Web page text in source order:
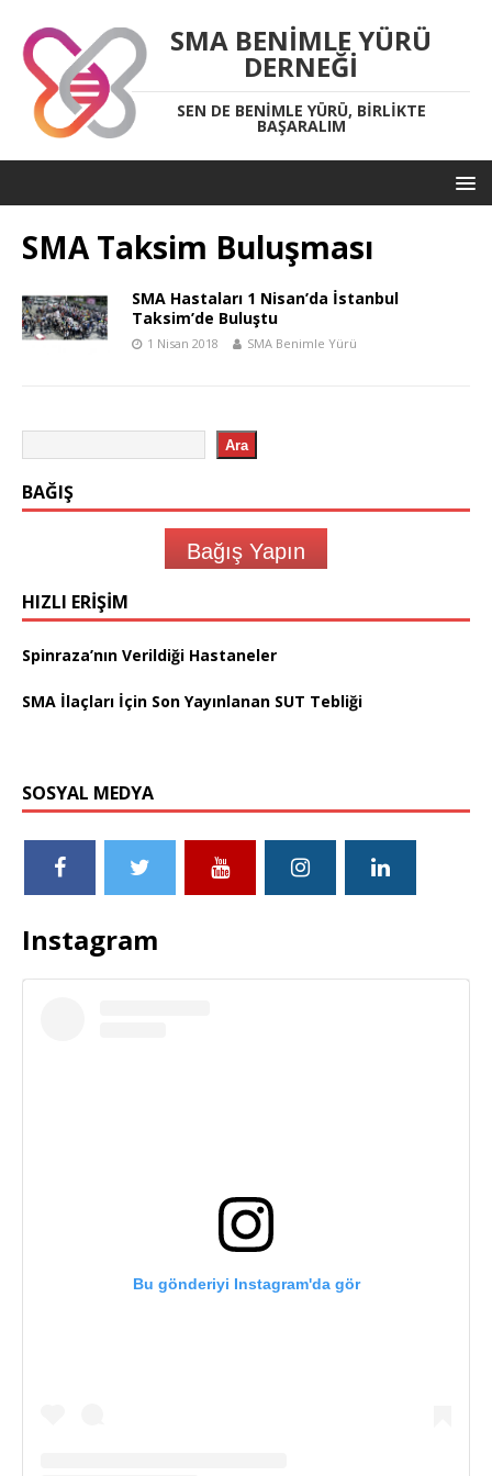
SMA BENIMLE YÜRÜ
DERNEĞI
SEN DE BENIMLE YÜRÜ, BIRLIKTE
BAŞARALIM
SMA Taksim Buluşması
SMA Hastaları 1 Nisan’da İstanbul
Taksim’de Buluştu
1 Nisan 2018 SMA Benimle Yürü
Ara
BAĞIŞ
Bağış Yapın
HIZLI ERIŞIM
Spinraza’nın Verildiği Hastaneler
SMA İlaçları İçin Son Yayınlanan SUT Tebliği
SOSYAL MEDYA
Instagram
Bu gönderiyi Instagram'da gör